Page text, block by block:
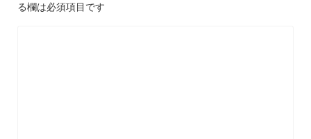
る欄は必須項目です